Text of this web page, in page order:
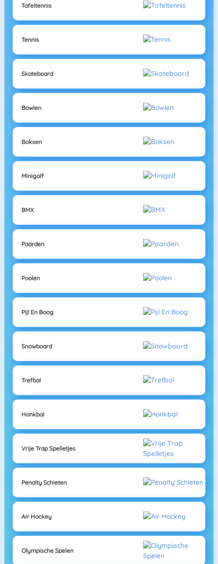
Tafeltennis
Tennis
Skateboard
Bowlen
Boksen
Minigolf
BMX
Paarden
Poolen
Pijl En Boog
Snowboard
Trefbal
Honkbal
Vrije Trap Spelletjes
Penalty Schieten
Air Hockey
Olympische Spelen